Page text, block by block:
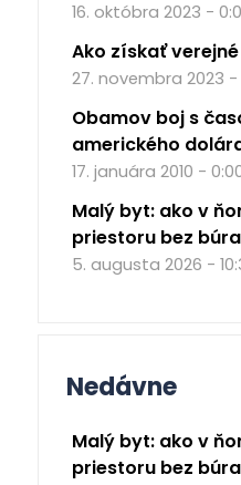
16. októbra 2023 -
Ako získať
27. novembra 2023 -
Obamov boj s
amerického
17. januára 2010 -
Malý byt: ako v
priestoru bez
5. augusta 2026 -
Nedávne
Malý byt: ako v
priestoru bez